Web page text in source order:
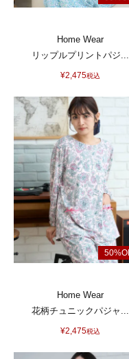
Home Wear
リップルプリントパジ...
¥2,475税込
Home Wear
花柄チュニックパジャ...
¥2,475税込